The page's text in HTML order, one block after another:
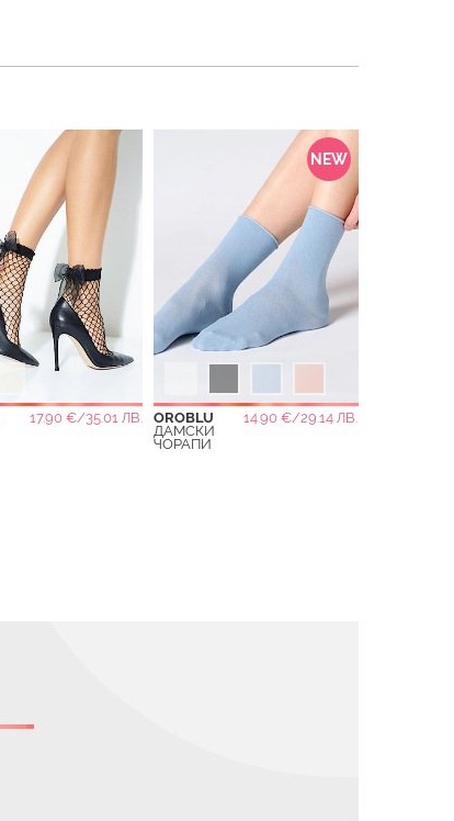
17.90 €/35.01 ЛВ.
NEW
OROBLU
14.90 €/29.14 ЛВ.
ДАМСКИ
ЧОРАПИ